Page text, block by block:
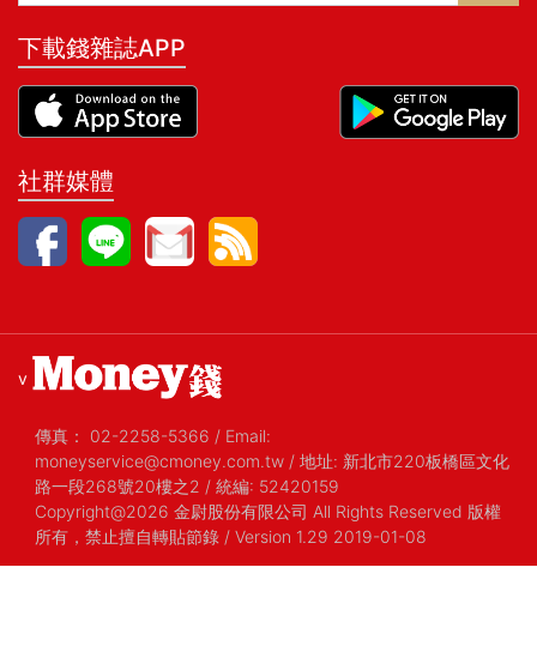
下載錢雜誌APP
社群媒體
v
傳真： 02-2258-5366 / Email:
moneyservice@cmoney.com.tw / 地址: 新北市220板橋區文化
路一段268號20樓之2 / 統編: 52420159
Copyright@2026 金尉股份有限公司 All Rights Reserved 版權
所有，禁止擅自轉貼節錄 / Version 1.29 2019-01-08